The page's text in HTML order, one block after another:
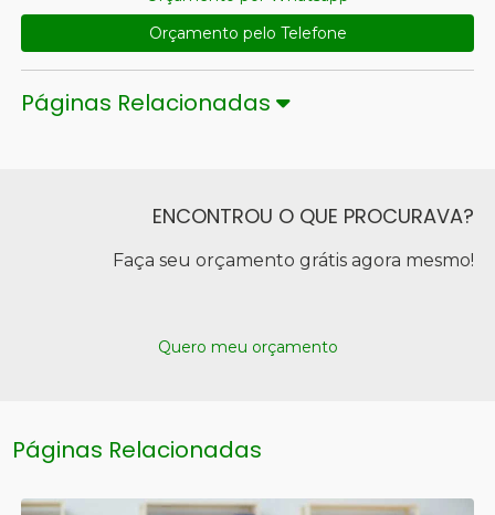
Orçamento pelo Telefone
Páginas Relacionadas
ENCONTROU O QUE PROCURAVA?
Faça seu orçamento grátis agora mesmo!
Quero meu orçamento
Páginas Relacionadas